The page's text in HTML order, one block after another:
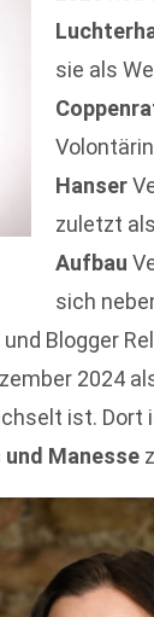
sie als
Hanser
zuletzt
Aufbau
sich
Blogger
2024
ist. Dort
und Manesse